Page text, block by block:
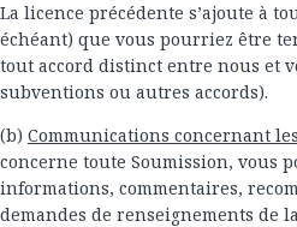
La licence précédente s’ajoute à
échéant) que vous pourriez être
tout accord distinct entre nous et
subventions ou autres accords).
(b) Communications concernant
concerne toute Soumission, vous
informations, commentaires,
demandes de renseignements de